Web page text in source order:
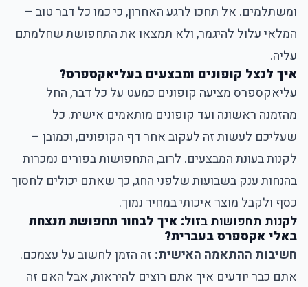
ומשתלמים. אל תחכו לרגע האחרון, כי כמו כל דבר טוב –
המלאי עלול להיגמר, ולא תמצאו את התחפושת שחלמתם
עליה.
איך לנצל קופונים ומבצעים בעליאקספרס?
עליאקספרס מציעה קופונים כמעט על כל דבר, החל
מהזמנה ראשונה ועד קופונים מותאמים אישית. כל
שעליכם לעשות זה לעקוב אחר דף הקופונים, וכמובן –
לקנות בעונת המבצעים. לרוב, התחפושות בפורים נמכרות
בהנחות ענק בשבועות שלפני החג, כך שאתם יכולים לחסוך
כסף ולקבל מוצר איכותי במחיר נמוך.
לקנות תחפושות בזול: איך לבחור תחפושת מנצחת
באלי אקספרס בעברית?
חשיבות ההתאמה האישית: זה הזמן לחשוב על עצמכם.
אתם כבר יודעים איך אתם רוצים להיראות, אבל האם זה